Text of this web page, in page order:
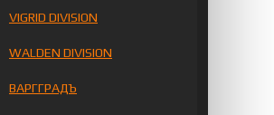
VIGRID DIVISION
WALDEN DIVISION
ВАРГГРАДЪ